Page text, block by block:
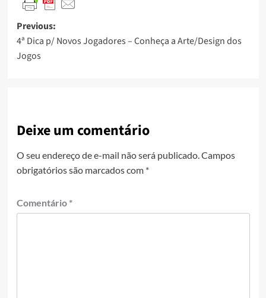
Previous:
4ª Dica p/ Novos Jogadores – Conheça a Arte/Design dos
Jogos
Deixe um comentário
O seu endereço de e-mail não será publicado. Campos
obrigatórios são marcados com *
Comentário *